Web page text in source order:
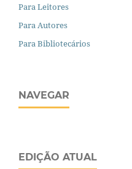
Para Leitores
Para Autores
Para Bibliotecários
NAVEGAR
EDIÇÃO ATUAL